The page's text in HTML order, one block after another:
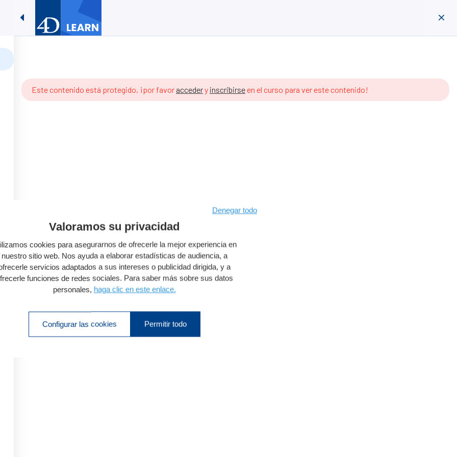
Recursos De Aprendizaje Crear Cuenta
Implementación de ORDA
Este contenido está protegido, ¡por favor accedery inscribirseen el curso para ver este contenido!
Valoramos su privacidad
cookies para asegurarnos de ofrecerle la mejor experiencia en
nuestro sitio web. Nos ayuda a elaborar estadísticas de audiencia, a
servicios adaptados a sus intereses o publicidad dirigida, y a
funciones de redes sociales. Para saber más sobre sus datos
personales, haga clic en este enlace.
Configurar las cookies Permitir todo
Denegar todo